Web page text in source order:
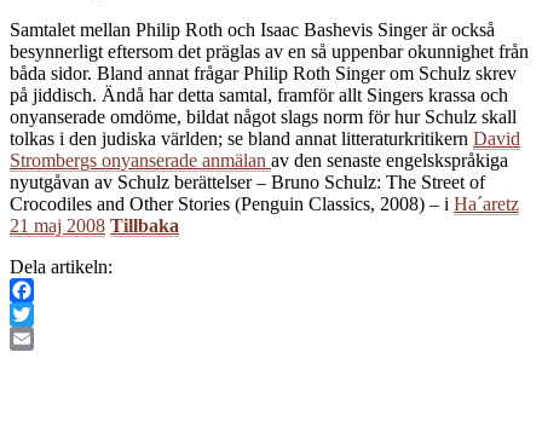
Samtalet mellan Philip Roth och Isaac Bashevis Singer är också
besynnerligt eftersom det präglas av en så uppenbar okunnighet från
båda sidor. Bland annat frågar Philip Roth Singer om Schulz skrev
på jiddisch. Ändå har detta samtal, framför allt Singers krassa och
onyanserade omdöme, bildat något slags norm för hur Schulz skall
tolkas i den judiska världen; se bland annat litteraturkritikern David
Strombergs onyanserade anmälan av den senaste engelskspråkiga
nyutgåvan av Schulz berättelser – Bruno Schulz: The Street of
Crocodiles and Other Stories (Penguin Classics, 2008) – i Ha´aretz
21 maj 2008 Tillbaka
Dela artikeln:
Facebook
Twitter